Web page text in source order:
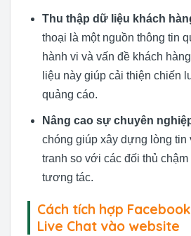
Thu thập dữ liệu khách
thoại là một nguồn thông tin
hành vi và vấn đề khách
liệu này giúp cải thiện chiến
quảng cáo.
Nâng cao sự chuyên
chóng giúp xây dựng lòng tin
tranh so với các đối thủ
tương tác.
Cách tích hợp
Live Chat vào website